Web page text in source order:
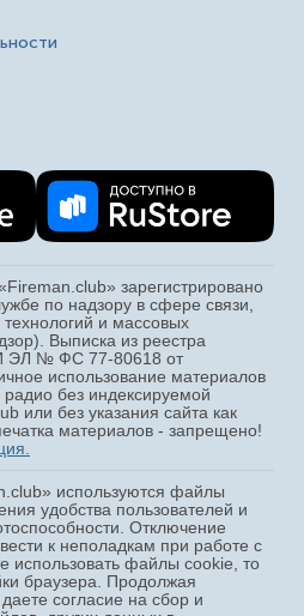
зарегистрировано
по надзору в сфере связи,
и массовых
Выписка из реестра
ЭЛ № ФС 77-80618 от
использование материалов
без индексируемой
или без указания сайта как
материалов - запрещено!
используются файлы
удобства пользователей и
Отключение
к неполадкам при работе с
использовать файлы cookie, то
браузера. Продолжая
согласие на сбор и